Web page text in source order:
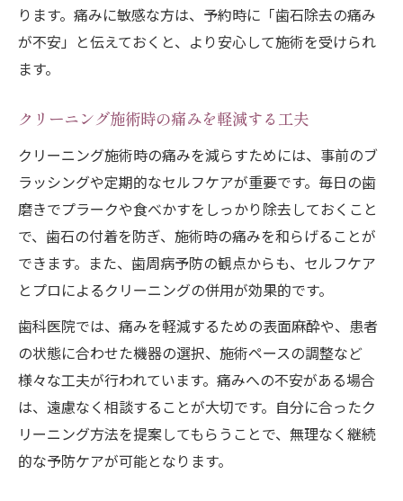
ります。痛みに敏感な方は、予約時に「歯石除去の痛み
が不安」と伝えておくと、より安心して施術を受けられ
ます。
クリーニング施術時の痛みを軽減する工夫
クリーニング施術時の痛みを減らすためには、事前のブ
ラッシングや定期的なセルフケアが重要です。毎日の歯
磨きでプラークや食べかすをしっかり除去しておくこと
で、歯石の付着を防ぎ、施術時の痛みを和らげることが
できます。また、歯周病予防の観点からも、セルフケア
とプロによるクリーニングの併用が効果的です。
歯科医院では、痛みを軽減するための表面麻酔や、患者
の状態に合わせた機器の選択、施術ペースの調整など
様々な工夫が行われています。痛みへの不安がある場合
は、遠慮なく相談することが大切です。自分に合ったク
リーニング方法を提案してもらうことで、無理なく継続
的な予防ケアが可能となります。